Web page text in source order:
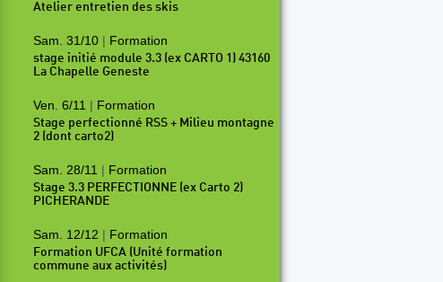
Atelier entretien des skis
Sam. 31/10 | Formation
stage initié module 3.3 (ex CARTO 1) 43160
La Chapelle Geneste
Ven. 6/11 | Formation
Stage perfectionné RSS + Milieu montagne
2 (dont carto2)
Sam. 28/11 | Formation
Stage 3.3 PERFECTIONNE (ex Carto 2)
PICHERANDE
Sam. 12/12 | Formation
Formation UFCA (Unité formation
commune aux activités)